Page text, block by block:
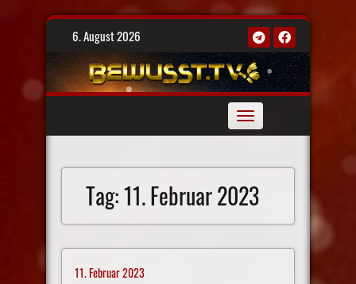
Skip
6. August 2026
Toggle
navigation
Tag:11. Februar 2023
11. Februar 2023